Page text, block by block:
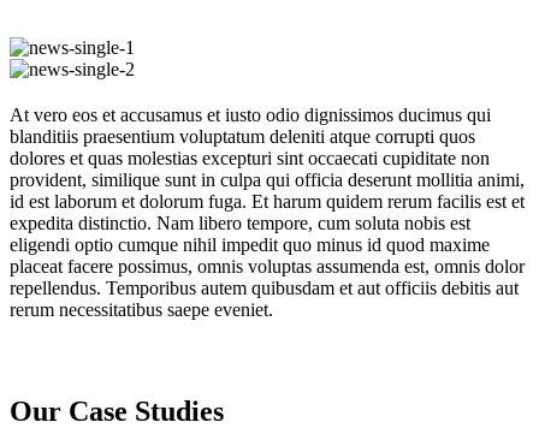
At vero eos et accusamus et iusto odio dignissimos ducimus qui
blanditiis praesentium voluptatum deleniti atque corrupti quos
dolores et quas molestias excepturi sint occaecati cupiditate non
provident, similique sunt in culpa qui officia deserunt mollitia animi,
id est laborum et dolorum fuga. Et harum quidem rerum facilis est et
expedita distinctio. Nam libero tempore, cum soluta nobis est
eligendi optio cumque nihil impedit quo minus id quod maxime
placeat facere possimus, omnis voluptas assumenda est, omnis dolor
repellendus. Temporibus autem quibusdam et aut officiis debitis aut
rerum necessitatibus saepe eveniet.
Our Case Studies